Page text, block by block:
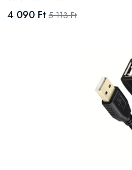
4 090 Ft 5 113 Ft